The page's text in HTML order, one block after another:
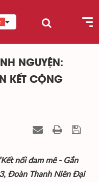
NGUYỆN:
KẾT CỘNG
nối đam mê - Gắn
Đoàn Thanh Niên Đại